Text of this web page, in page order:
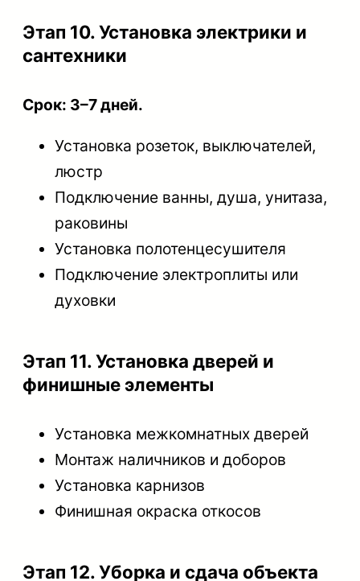
Этап 10. Установка электрики и
сантехники
Срок: 3–7 дней.
Установка розеток, выключателей,
люстр
Подключение ванны, душа, унитаза,
раковины
Установка полотенцесушителя
Подключение электроплиты или
духовки
Этап 11. Установка дверей и
финишные элементы
Установка межкомнатных дверей
Монтаж наличников и доборов
Установка карнизов
Финишная окраска откосов
Этап 12. Уборка и сдача объекта